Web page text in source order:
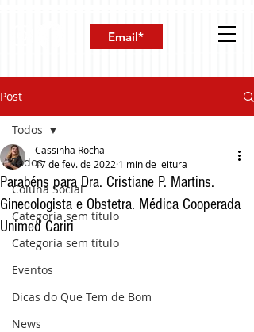
Post
Todos
Coluna Social
Categoria sem título
Categoria sem título
Eventos
Dicas do Que Tem de Bom
News
Todos
Parabéns para Dra. Cristiane P. Martins.
Ginecologista e Obstetra. Médica Cooperada
Unimed Cariri
Cassinha Rocha
17 de fev. de 2022 1 min de leitura